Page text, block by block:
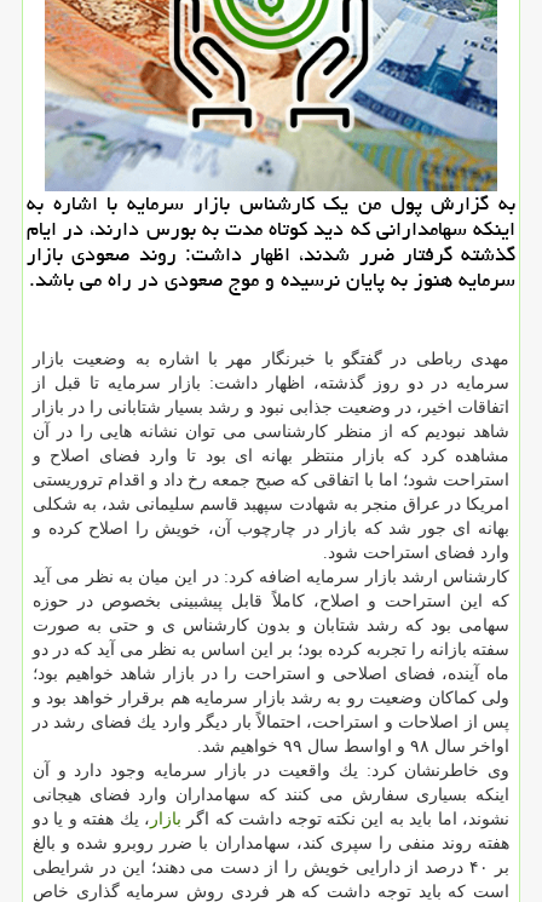
به گزارش پول من یك كارشناس بازار سرمایه با اشاره به
اینكه سهامدارانی كه دید كوتاه مدت به بورس دارند، در ایام
گذشته گرفتار ضرر شدند، اظهار داشت: روند صعودی بازار
سرمایه هنوز به پایان نرسیده و موج صعودی در راه می باشد.
مهدی رباطی در گفتگو با خبرنگار مهر با اشاره به وضعیت بازار
سرمایه در دو روز گذشته، اظهار داشت: بازار سرمایه تا قبل از
اتفاقات اخیر، در وضعیت جذابی نبود و رشد بسیار شتابانی را در بازار
شاهد نبودیم كه از منظر كارشناسی می توان نشانه هایی را در آن
مشاهده كرد كه بازار منتظر بهانه ای بود تا وارد فضای اصلاح و
استراحت شود؛ اما با اتفاقی كه صبح جمعه رخ داد و اقدام تروریستی
امریكا در عراق منجر به شهادت سپهبد قاسم سلیمانی شد، به شكلی
بهانه ای جور شد كه بازار در چارچوب آن، خویش را اصلاح كرده و
وارد فضای استراحت شود.
كارشناس ارشد بازار سرمایه اضافه كرد: در این میان به نظر می آید
كه این استراحت و اصلاح، كاملاً قابل پیشبینی بخصوص در حوزه
سهامی بود كه رشد شتابان و بدون كارشناس ی و حتی به صورت
سفته بازانه را تجربه كرده بود؛ بر این اساس به نظر می آید كه در دو
ماه آینده، فضای اصلاحی و استراحت را در بازار شاهد خواهیم بود؛
ولی كماكان وضعیت رو به رشد بازار سرمایه هم برقرار خواهد بود و
پس از اصلاحات و استراحت، احتمالاً بار دیگر وارد یك فضای رشد در
اواخر سال ۹۸ و اواسط سال ۹۹ خواهیم شد.
وی خاطرنشان كرد: یك واقعیت در بازار سرمایه وجود دارد و آن
اینكه بسیاری سفارش می كنند كه سهامداران وارد فضای هیجانی
نشوند، اما باید به این نكته توجه داشت كه اگر بازار ، یك هفته و یا دو
هفته روند منفی را سپری كند، سهامداران با ضرر روبرو شده و بالغ
بر ۴۰ درصد از دارایی خویش را از دست می دهند؛ این در شرایطی
است كه باید توجه داشت كه هر فردی روش سرمایه گذاری خاص